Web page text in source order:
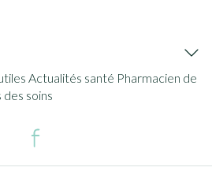
Actualités santé Pharmacien de
des soins